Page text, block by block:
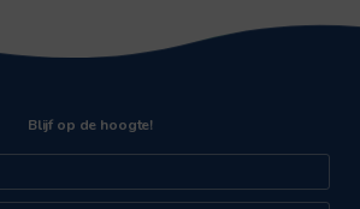
Blijf op de hoogte!